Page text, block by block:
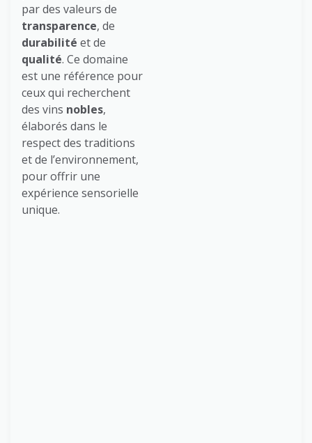
par des valeurs de
transparence, de
durabilité et de
qualité. Ce domaine
est une référence pour
ceux qui recherchent
des vins nobles,
élaborés dans le
respect des traditions
et de l’environnement,
pour offrir une
expérience sensorielle
unique.